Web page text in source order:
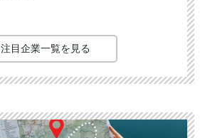
注目企業一覧を見る